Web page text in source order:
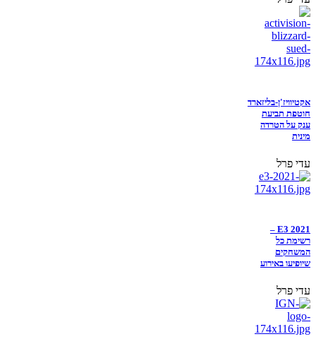
אקטיוויז'ן-בליזארד
חוטפת תביעת
ענק על הטרדה
מינית
עדי פרל
E3 2021 –
רשימת כל
המשחקים
שיופיעו באירוע
עדי פרל